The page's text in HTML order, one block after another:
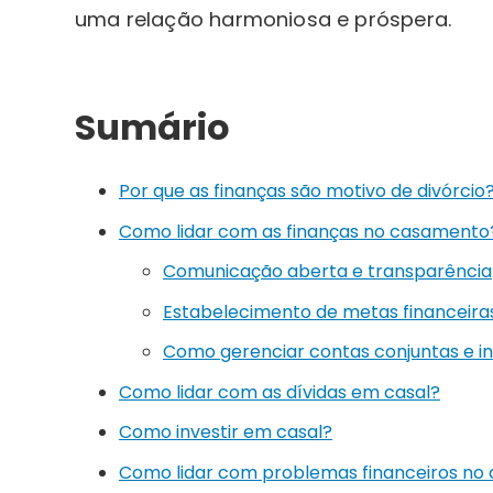
uma relação harmoniosa e próspera.
Sumário
Por que as finanças são motivo de
Como lidar com as finanças no
Comunicação aberta e transparência
Estabelecimento de metas
Como gerenciar contas conjuntas e
Como lidar com as dívidas em casal?
Como investir em casal?
Como lidar com problemas financeiros no